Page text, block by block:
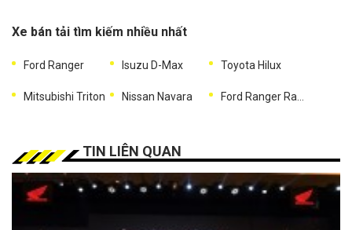
Xe bán tải tìm kiếm nhiều nhất
Ford Ranger Isuzu D-Max Toyota Hilux
Mitsubishi Triton Nissan Navara
TIN LIÊN QUAN